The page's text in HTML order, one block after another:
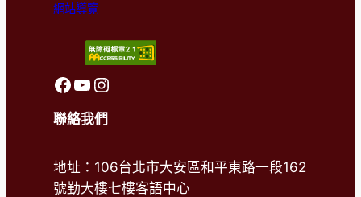
網站導覽
前往客語中心FaceBook 前往客語中心Youtube 前往客語中心Instagram
聯絡我們
地址：106台北市大安區和平東路一段162
號勤大樓七樓客語中心